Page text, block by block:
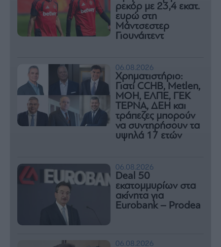
ρεκόρ με 23,4 εκατ.
ευρώ στη
Μάντσεστερ
Γιουνάιτεντ
06.08.2026
Χρηματιστήριο:
Γιατί CCHB, Metlen,
MOH, ΕΛΠΕ, ΓΕΚ
ΤΕΡΝΑ, ΔΕΗ και
τράπεζες μπορούν
να συντηρήσουν τα
υψηλά 17 ετών
06.08.2026
Deal 50
εκατομμυρίων στα
ακίνητα για
Eurobank – Prodea
06.08.2026